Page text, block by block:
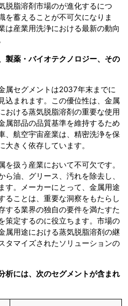
脱脂溶剤市場のが進化するにつ
を蓄えることが不可欠になりま
は産業用洗浄における最新の動向
製薬・バイオテクノロジー、その
属セグメントは2037年末までに
込まれます。この優位性は、金属
おける蒸気脱脂溶剤の重要な使用
属部品の品質基準を維持するため
、航空宇宙産業は、精密洗浄を保
きく依存しています。
扱う産業において不可欠です。
ら油、グリース、汚れを除去し、
す。メーカーにとって、金属用途
ることは、重要な洞察をもたらし
する業界の独自の要件を満たすた
策定するのに役立ちます。市場の
属用途における蒸気脱脂溶剤の継
タマイズされたソリューションの
析には、次のセグメントが含まれ